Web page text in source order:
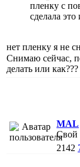
пленку с
сделала это
нет пленку я не
Снимаю сейчас,
делать или как???
MAL
Свой
2142